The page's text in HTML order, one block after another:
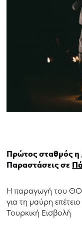
Πρώτος σταθμός η
Παραστάσεις σε
Η παραγωγή του ΘΟΚ
για τη μαύρη
Τουρκική Εισβολή